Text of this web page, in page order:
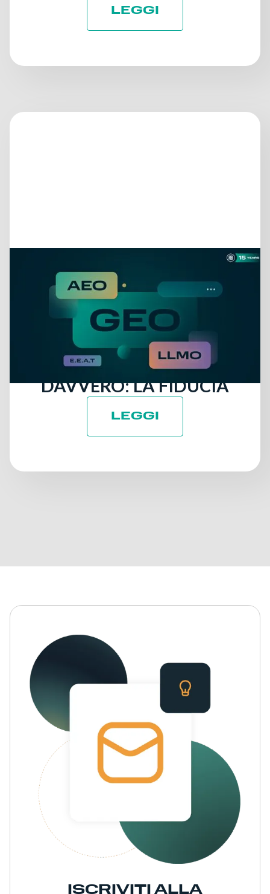
LEGGI
25 giugno 2026
GEO, AEO, LLMO…
FERMATI UN ATTIMO. FAI
UN RESPIRO. PARLIAMO DI
QUELLO CHE CONTA
DAVVERO: LA FIDUCIA
LEGGI
ISCRIVITI ALLA